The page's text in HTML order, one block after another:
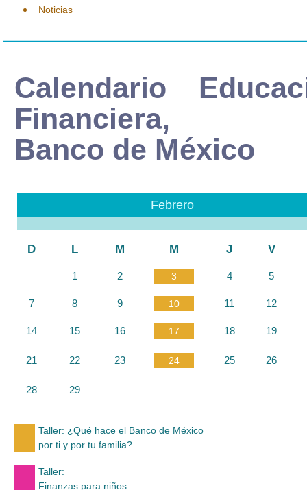
Noticias
Calendario
Financiera,
Banco de México
Febrero
D L M M J V
1 2 3 4 5
7 8 9 10 11 12
14 15 16 17 18 19
21 22 23 24 25 26
28 29
Taller: ¿Qué hace el Banco de México
por ti y por tu familia?
Taller:
Finanzas para niños